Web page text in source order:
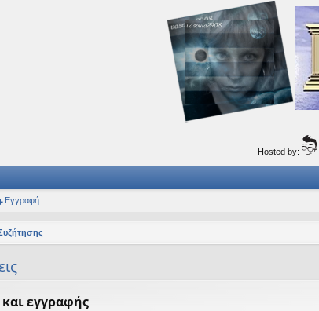
μονοπάτια για τα συναρπαστικά και όμορφα ταξίδια του νού...
Hosted by:
Εγγραφή
εγγραφής